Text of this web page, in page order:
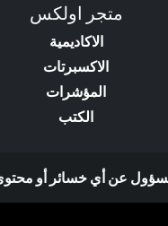
متجر اولكس
الاكاديمية
الاكسبرتات
المؤشرات
الكتب
أي خسائر أو محتوى